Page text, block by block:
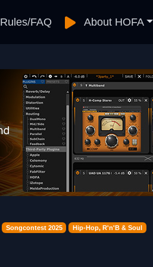
Rules/FAQ About HOFA
Songcontest 2025 Hip-Hop, R'n'B & Soul